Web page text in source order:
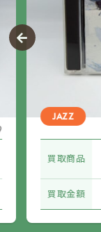
JAZZ
買取商品
買取金額